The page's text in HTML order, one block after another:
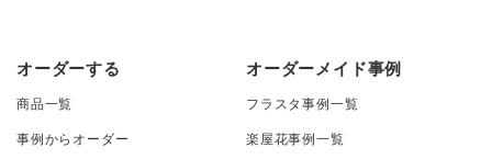
オーダーする
商品一覧
事例からオーダー
オーダーメイド事例
フラスタ事例一覧
楽屋花事例一覧